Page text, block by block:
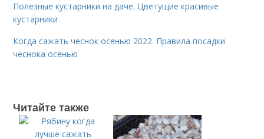
Полезные кустарники на даче. Цветущие красивые
кустарники
Когда сажать чеснок осенью 2022. Правила посадки
чеснока осенью
Читайте также